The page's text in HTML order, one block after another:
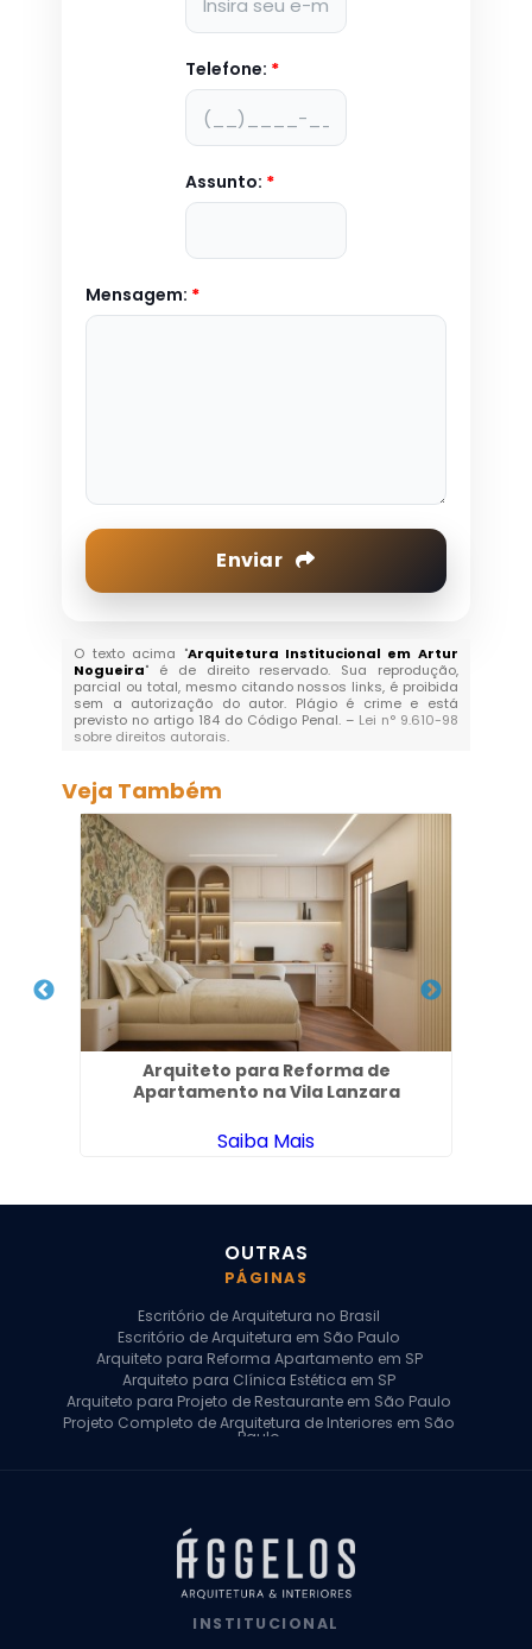
Telefone: *
Assunto: *
Mensagem: *
Enviar
O texto acima "Arquitetura Institucional em Artur
Nogueira" é de direito reservado. Sua reprodução,
parcial ou total, mesmo citando nossos links, é proibida
sem a autorização do autor. Plágio é crime e está
previsto no artigo 184 do Código Penal. – Lei n° 9.610-98
sobre direitos autorais.
Veja Também
Arquiteto para Reforma de
Apartamento na Vila Lanzara
Saiba Mais
OUTRAS
PÁGINAS
Escritório de Arquitetura no Brasil
Escritório de Arquitetura em São Paulo
Arquiteto para Reforma Apartamento em SP
Arquiteto para Clínica Estética em SP
Arquiteto para Projeto de Restaurante em São Paulo
Projeto Completo de Arquitetura de Interiores em São
Paulo
Arquiteto para Projeto Comercial em São Paulo
Arquiteto Comercial
Arquiteto para Reforma de Apartamento
Arquiteto para Reforma Residencial
Arquitetura para Reforma de Casas
INSTITUCIONAL